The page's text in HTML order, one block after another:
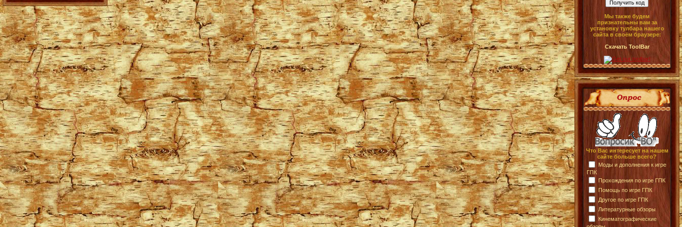
Мы также будем
признательны вам за
установку тулбара нашего
сайта в своём браузере:
Скачать ToolBar
Что Вас интересует на нашем
сайте больше всего?
Моды и дополнения к игре
ГПК
Прохождения по игре ГПК
Помощь по игре ГПК
Другое по игре ГПК
Литературные обзоры
Кинематографические